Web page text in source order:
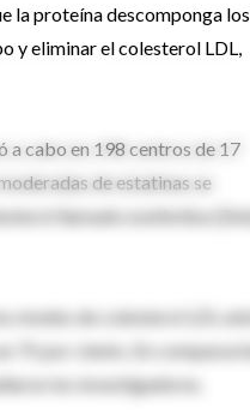
la proteína descomponga los
y eliminar el colesterol LDL,
a cabo en 198 centros de 17
de estatinas se
llamado ezetimiba
niveles de colesterol LDL
75 por ciento. En
los investigadores.